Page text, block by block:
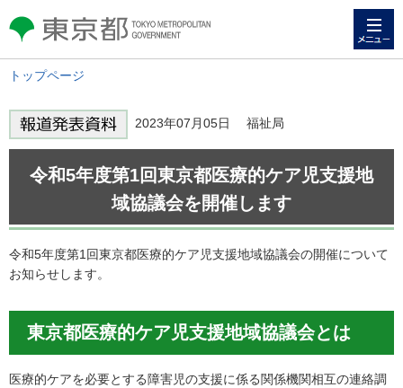
東京都 TOKYO METROPOLITAN
GOVERNMENT
トップページ
2023年07月05日 福祉局
令和5年度第1回東京都医療的ケア児支援地
域協議会を開催します
令和5年度第1回東京都医療的ケア児支援地域協議会の開催について
お知らせします。
東京都医療的ケア児支援地域協議会とは
医療的ケアを必要とする障害児の支援に係る関係機関相互の連絡調